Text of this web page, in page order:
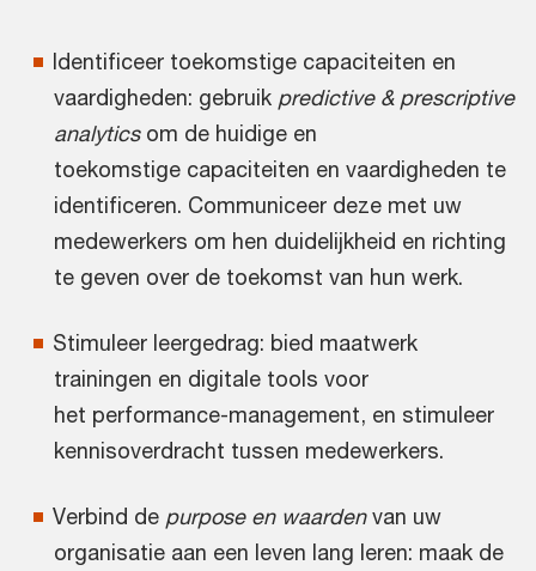
Identificeer toekomstige capaciteiten en
vaardigheden: gebruik predictive & prescriptive
analyticsom de huidige en
toekomstige capaciteiten en vaardigheden te
identificeren. Communiceer deze met uw
medewerkers om hen duidelijkheid en richting
te geven over de toekomst van hun werk.
Stimuleer leergedrag: bied maatwerk
trainingen en digitale tools voor
het performance-management, en stimuleer
kennisoverdracht tussen medewerkers.
Verbind de purpose en waardenvan uw
organisatie aan een leven lang leren: maak de